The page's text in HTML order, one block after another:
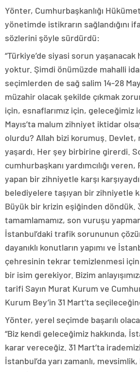
Yönter, Cumhurbaşkanlığı
yönetimde istikrarın sağlandığını
sözlerini şöyle sürdürdü:
“Türkiye’de siyasi sorun
yoktur. Şimdi önümüzde mahalli
seçimlerden de sağ salim 14-28
müzahir olacak şekilde çıkmak
için, esnaflarımız için, geleceğimiz
Mayıs’ta malum zihniyet iktidar
olurdu? Allah bizi korumuş. Devlet,
yaşardı. Her şey birbirine girerdi.
cumhurbaşkanı yardımcılığı
yapan bir zihniyetle karşı
belediyelere taşıyan bir zihniyetle
Büyük bir krizin eşiğinden döndük.
tamamlamamız, son vuruşu
İstanbul’daki trafik sorununun
dayanıklı konutların yapımı ve
çehresinin tekrar temizlenmesi
bir isim gerekiyor. Bizim
tarifi Sayın Murat Kurum ve
Kurum Bey’in 31 Mart’ta
Yönter, yerel seçimde başarılı
“Biz kendi geleceğimiz hakkında,
karar vereceğiz. 31 Mart’ta
İstanbul’da yarı zamanlı,